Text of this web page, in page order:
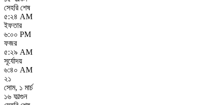
সেহরি শেষ
৫:২৪ AM
ইফতার
৬:০০ PM
ফজর
৫:২৯ AM
সূর্যোদয়
৬:৪০ AM
২১
সোম, ১ মার্চ
১৬ ফাল্গুন